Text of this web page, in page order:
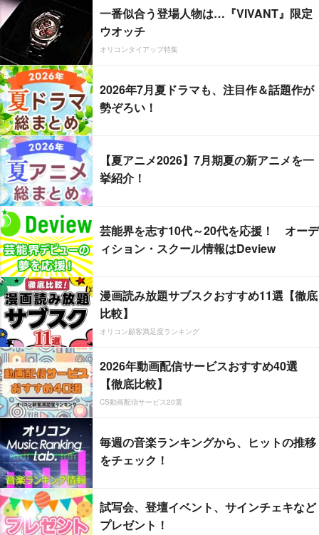
一番似合う登場人物は…『VIVANT』限定
ウオッチ
オリコンタイアップ特集
2026年7月夏ドラマも、注目作＆話題作が
勢ぞろい！
【夏アニメ2026】7月期夏の新アニメを一
挙紹介！
芸能界を志す10代～20代を応援！ オーデ
ィション・スクール情報はDeview
漫画読み放題サブスクおすすめ11選【徹底
比較】
オリコン顧客満足度ランキング
2026年動画配信サービスおすすめ40選
【徹底比較】
CS動画配信サービス20選
毎週の音楽ランキングから、ヒットの推移
をチェック！
試写会、登壇イベント、サインチェキなど
プレゼント！